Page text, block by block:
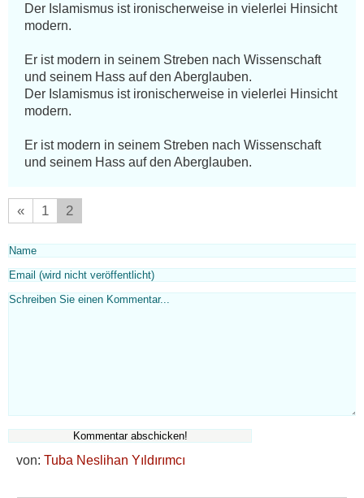
Der Islamismus ist ironischerweise in vielerlei Hinsicht
modern.
Er ist modern in seinem Streben nach Wissenschaft
und seinem Hass auf den Aberglauben.
Der Islamismus ist ironischerweise in vielerlei Hinsicht
modern.
Er ist modern in seinem Streben nach Wissenschaft
und seinem Hass auf den Aberglauben.
« 1 2
von: Tuba Neslihan Yıldırımcı